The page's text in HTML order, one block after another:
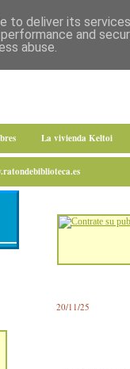
La vivienda Keltoi
20/11/25
to deliver its
and
abuse.